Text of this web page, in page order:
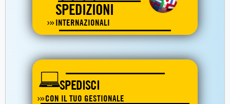
SPEDIZIONI
INTERNAZIONALI
SPEDISCI
CON IL TUO GESTIONALE